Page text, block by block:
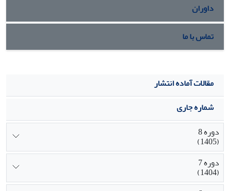
داوران
تماس با ما
مقالات آماده انتشار
شماره جاری
دوره 8
(1405)
دوره 7
(1404)